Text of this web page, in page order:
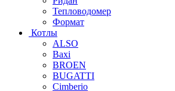
Тепловодомер
Формат
Котлы
ALSO
Baxi
BROEN
BUGATTI
Cimberio